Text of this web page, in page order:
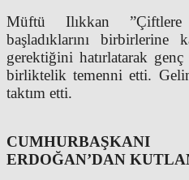
Müftü Ilıkkan
başladıklarını birbirlerine
gerektiğini hatırlatarak
birliktelik temenni etti.
taktım etti.
ERDOĞAN’DAN